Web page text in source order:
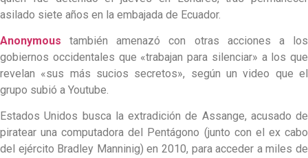
asilado siete años en la embajada de Ecuador.
Anonymous también amenazó con otras acciones a los
gobiernos occidentales que «trabajan para silenciar» a los que
revelan «sus más sucios secretos», según un video que el
grupo subió a Youtube.
Estados Unidos busca la extradición de Assange, acusado de
piratear una computadora del Pentágono (junto con el ex cabo
del ejército Bradley Manninig) en 2010, para acceder a miles de